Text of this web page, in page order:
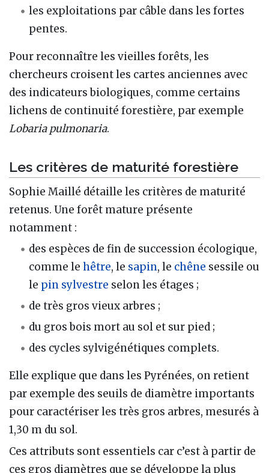
les exploitations par câble dans les fortes
pentes.
Pour reconnaître les vieilles forêts, les
chercheurs croisent les cartes anciennes avec
des indicateurs biologiques, comme certains
lichens de continuité forestière, par exemple
Lobaria pulmonaria.
Les critères de maturité forestière
Sophie Maillé détaille les critères de maturité
retenus. Une forêt mature présente
notamment :
des espèces de fin de succession écologique,
comme lehêtre, le sapin, le chêne sessile ou
le pin sylvestre selon les étages ;
de très gros vieux arbres ;
du gros bois mort au sol et sur pied ;
des cycles sylvigénétiques complets.
Elle explique que dans les Pyrénées, on retient
par exemple des seuils de diamètre importants
pour caractériser les très gros arbres, mesurés à
1,30 m du sol.
Ces attributs sont essentiels car c’est à partir de
ces gros diamètres que se développe la plus